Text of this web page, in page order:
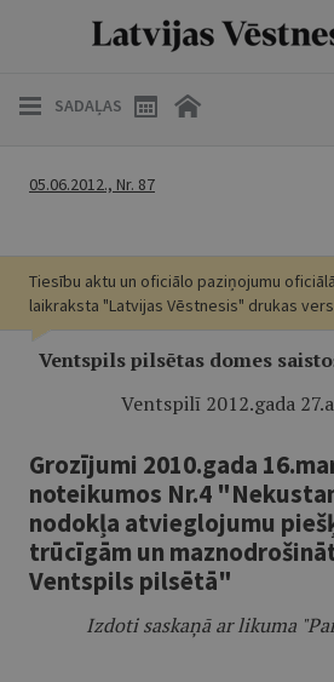
SADAĻAS
05.06.2012., Nr. 87
Tiesību aktu un oficiālo paziņojumu
laikraksta "Latvijas Vēstnesis" drukas
Ventspils pilsētas domes
Ventspilī 2012.gada
Grozījumi 2010.gada
noteikumos Nr.4
nodokļa atvieglojumu
trūcīgām un
Ventspils pilsētā"
Izdoti saskaņā ar likuma